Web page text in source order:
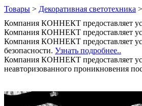
Товары > Декоративная светотехника >
Компания КОННЕКТ предоставляет
Компания КОННЕКТ предоставляет
Компания КОННЕКТ предоставляет
безопасности. Узнать подробнее..
Компания КОННЕКТ предоставляет
неавторизованного проникновения